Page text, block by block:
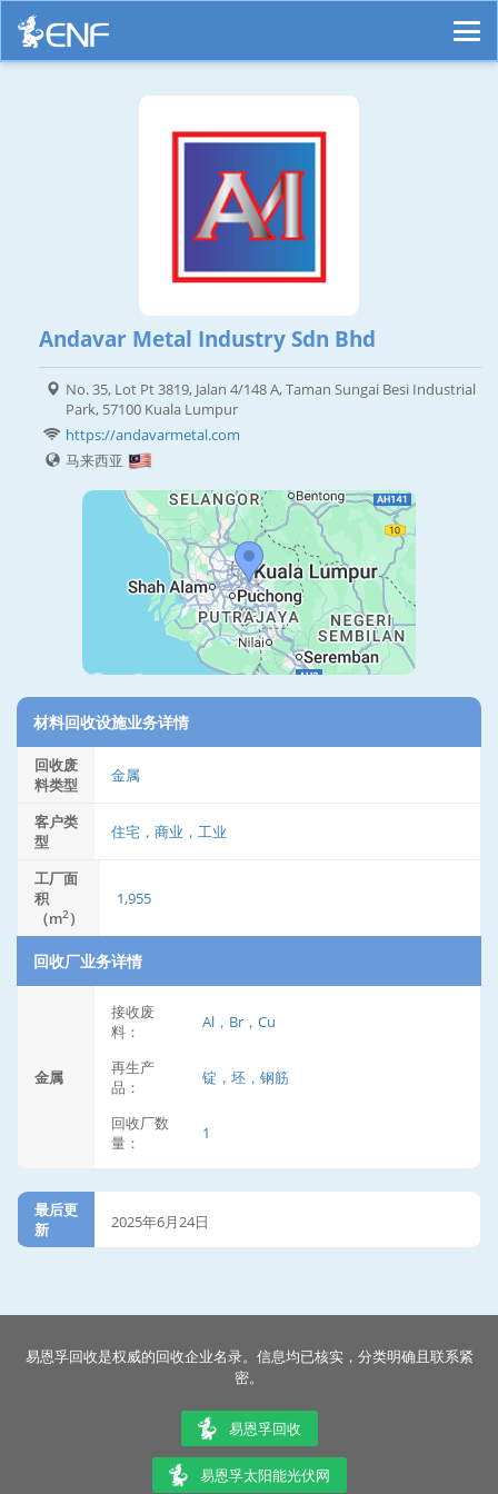
Andavar Metal Industry Sdn Bhd
No. 35, Lot Pt 3819, Jalan 4/148 A, Taman Sungai Besi Industrial
Park, 57100 Kuala Lumpur
https://andavarmetal.com
马来西亚
材料回收设施业务详情
回收废
料类型
金属
客户类
型
住宅，商业，工业
工厂面
积
（m2）
1,955
回收厂业务详情
金属
接收废
料：
Al，Br，Cu
再生产
品：
锭，坯，钢筋
回收厂数
量：
1
最后更
新
2025年6月24日
易恩孚回收是权威的回收企业名录。信息均已核实，分类明确且联系紧
密。
易恩孚回收
易恩孚太阳能光伏网